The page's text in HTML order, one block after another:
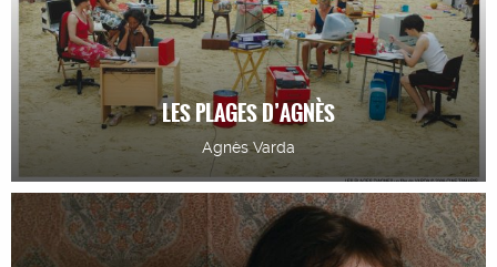
LES PLAGES D’AGNÈS
Agnès Varda